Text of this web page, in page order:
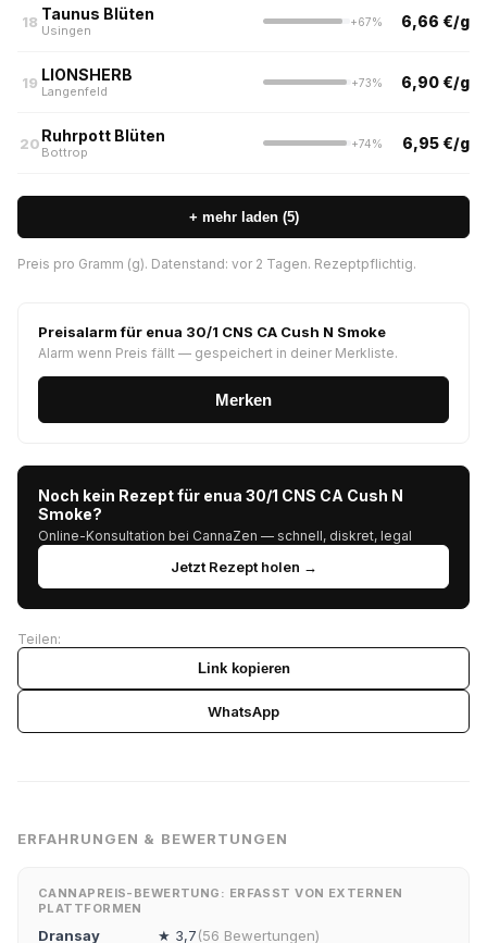
18 Taunus Blüten
Usingen
+67% 6,66 €/g
19 LIONSHERB
Langenfeld
+73% 6,90 €/g
20Ruhrpott Blüten
Bottrop
+74% 6,95 €/g
+ mehr laden (5)
Preis pro Gramm (g). Datenstand: vor 2 Tagen. Rezeptpflichtig.
Preisalarm für enua 30/1 CNS CA Cush N Smoke
Alarm wenn Preis fällt — gespeichert in deiner Merkliste.
Merken
Noch kein Rezept für enua 30/1 CNS CA Cush N
Smoke?
Online-Konsultation bei CannaZen — schnell, diskret, legal
Jetzt Rezept holen →
Teilen:
Link kopieren
WhatsApp
ERFAHRUNGEN & BEWERTUNGEN
CANNAPREIS-BEWERTUNG: ERFASST VON EXTERNEN
PLATTFORMEN
Dransay ★ 3,7(56 Bewertungen)